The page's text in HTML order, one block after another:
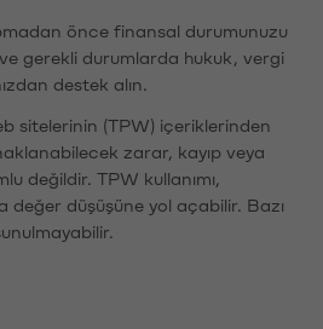
önce finansal durumunuzu
gerekli durumlarda hukuk, vergi
destek alın.
sitelerinin (TPW) içeriklerinden
zarar, kayıp veya
değildir. TPW kullanımı,
değer düşüşüne yol açabilir. Bazı